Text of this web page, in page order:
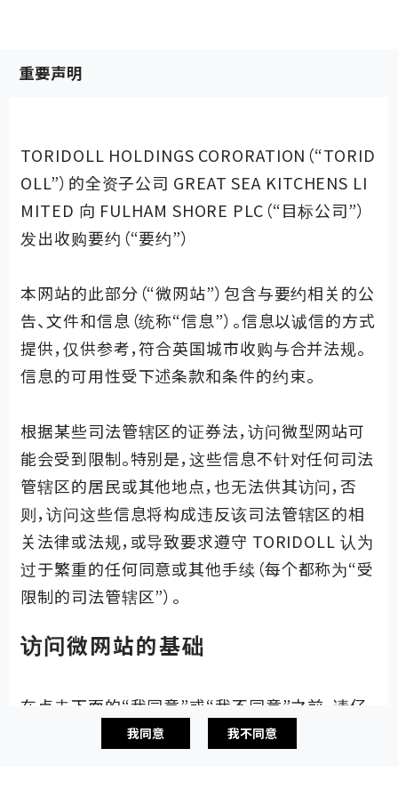
企业信息 经营理念
隐私政策
重要声明
TORIDOLL HOLDINGS CORORATION（“TORID
OLL”）的全资子公司 GREAT SEA KITCHENS LI
MITED 向 FULHAM SHORE PLC（“目标公司”）
发出收购要约（“要约”）
本网站的此部分（“微网站”）包含与要约相关的公
告、文件和信息（统称“信息”）。信息以诚信的方式
提供，仅供参考，符合英国城市收购与合并法规。
信息的可用性受下述条款和条件的约束。
根据某些司法管辖区的证券法，访问微型网站可
能会受到限制。特别是，这些信息不针对任何司法
管辖区的居民或其他地点，也无法供其访问，否
则，访问这些信息将构成违反该司法管辖区的相
关法律或法规，或导致要求遵守 TORIDOLL 认为
过于繁重的任何同意或其他手续（每个都称为“受
限制的司法管辖区”）。
访问微网站的基础
在点击下面的“我同意”或“我不同意”之前，请仔
细阅读本通知。本通知适用于查看微型网站的所
我同意 我不同意